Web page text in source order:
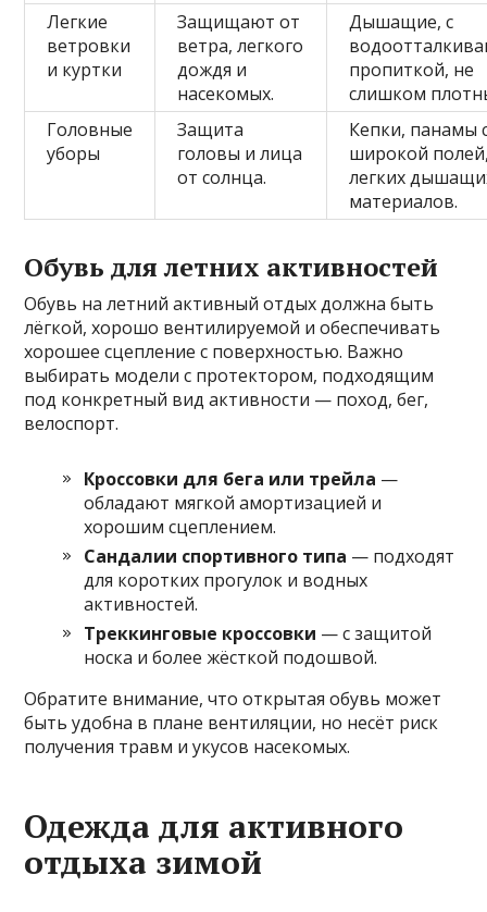
Легкие
ветровки
и куртки
Защищают от
ветра, легкого
дождя и
насекомых.
Дышащие, с
пропиткой, не
слишком
Головные
уборы
Защита
головы и лица
от солнца.
Кепки, панамы
широкой
легких
материалов.
Обувь для летних активностей
Обувь на летний активный отдых должна быть
лёгкой, хорошо вентилируемой и обеспечивать
хорошее сцепление с поверхностью. Важно
выбирать модели с протектором, подходящим
под конкретный вид активности — поход, бег,
велоспорт.
Кроссовки для бега или трейла —
обладают мягкой амортизацией и
хорошим сцеплением.
Сандалии спортивного типа — подходят
для коротких прогулок и водных
активностей.
Треккинговые кроссовки — с защитой
носка и более жёсткой подошвой.
Обратите внимание, что открытая обувь может
быть удобна в плане вентиляции, но несёт риск
получения травм и укусов насекомых.
Одежда для активного
отдыха зимой